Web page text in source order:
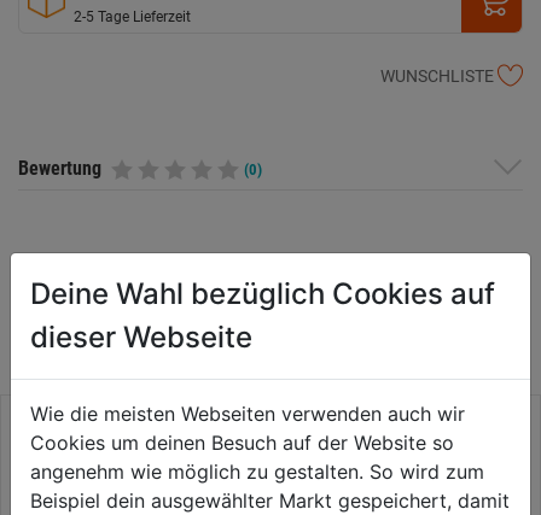
2-5 Tage Lieferzeit
WUNSCHLISTE
Bewertung (0)
WEITERE PRODUKTE AUS DIESER
KATEGORIE
Deine Wahl bezüglich Cookies auf
dieser Webseite
Wie die meisten Webseiten verwenden auch wir
Cookies um deinen Besuch auf der Website so
angenehm wie möglich zu gestalten. So wird zum
Beispiel dein ausgewählter Markt gespeichert, damit